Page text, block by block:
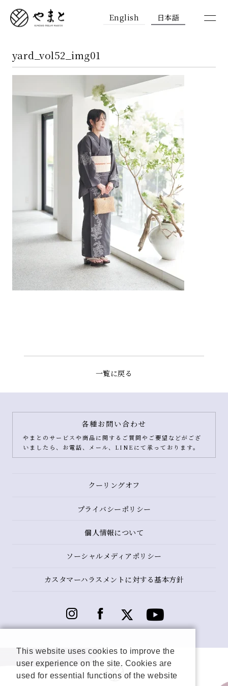
English 日本語
yard_vol52_img01
一覧に戻る
各種お問い合わせ
やまとのサービスや商品に関するご質問やご要望などがござ
いましたら、お電話、メール、LINEにて承っております。
クーリングオフ
プライバシーポリシー
個人情報について
ソーシャルメディアポリシー
カスタマーハラスメントに対する基本方針
This website uses cookies to improve the
user experience on the site. Cookies are
used for essential functions of the website